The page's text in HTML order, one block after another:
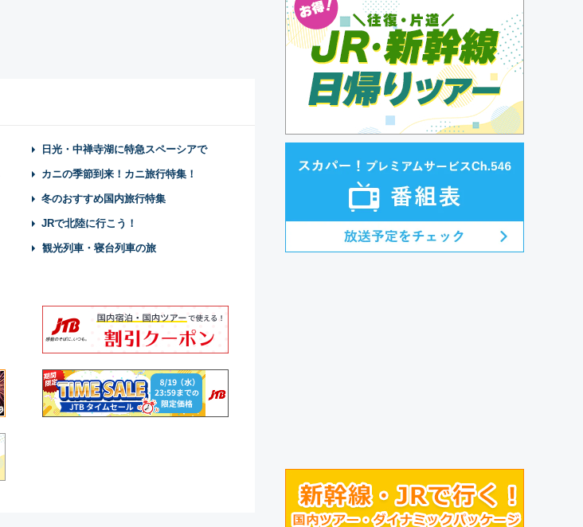
日光・中禅寺湖に特急スペーシアで
カニの季節到来！カニ旅行特集！
冬のおすすめ国内旅行特集
JRで北陸に行こう！
観光列車・寝台列車の旅